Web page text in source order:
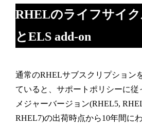
RHELのライフサイ
とELS add-on
通常のRHELサブスクリプション
ていると、サポートポリシーに従
メジャーバージョン(RHEL5,
RHEL7)の出荷時点から10年間に